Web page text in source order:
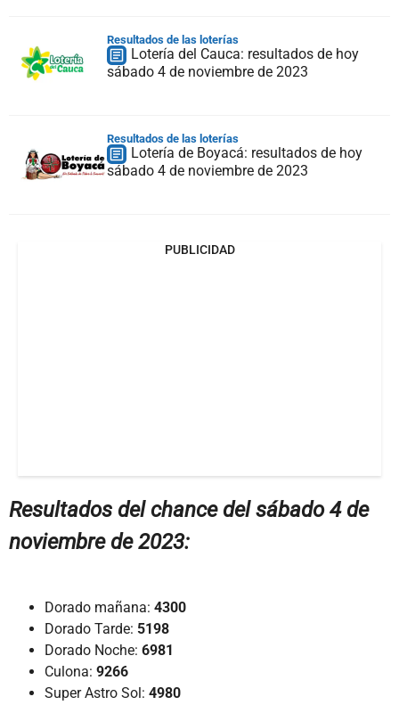
Resultados de las loterías
Lotería del Cauca: resultados de hoy
sábado 4 de noviembre de 2023
Resultados de las loterías
Lotería de Boyacá: resultados de hoy
sábado 4 de noviembre de 2023
PUBLICIDAD
Resultados del chance del sábado 4 de
noviembre de 2023:
Dorado mañana: 4300
Dorado Tarde: 5198
Dorado Noche: 6981
Culona: 9266
Super Astro Sol: 4980